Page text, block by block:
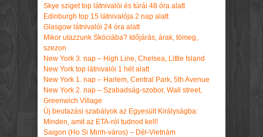
Skye sziget top látnivalói és túrái 48 óra alatt
Edinburgh top 15 látnivalója 2 nap alatt
Glasgow látnivalói 24 óra alatt
Mikor utazzunk Skóciába? Időjárás, árak, tömeg,
szezon
New York 3. nap – High Line, Chelsea, Little Island
New York top látnivalói 1 hét alatt
New York 1. nap – Harlem, Central Park, 5th Avenue
New York 2. nap – Szabadság-szobor, Wall street,
Greenwich Village
Új beutazási szabályok az Egyesült Királyságba:
Minden, amit az ETA-ról tudnod kell!
Saigon (Ho Si Minh-város) – Dél-Vietnám